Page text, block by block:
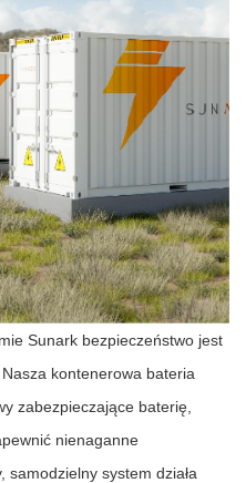
Sunark bezpieczeństwo jest
kontenerowa bateria
zabezpieczające baterię,
nienaganne
samodzielny system działa